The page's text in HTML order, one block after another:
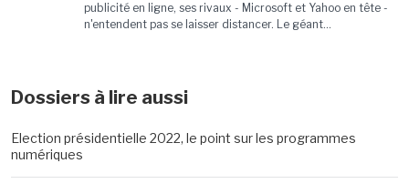
publicité en ligne, ses rivaux - Microsoft et Yahoo en tête -
n'entendent pas se laisser distancer. Le géant...
Dossiers à lire aussi
Election présidentielle 2022, le point sur les programmes
numériques